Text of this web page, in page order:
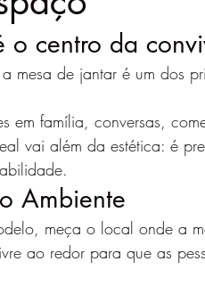
o centro da
mesa de jantar é um dos
em família, conversas,
vai além da estética: é
Ambiente
meça o local onde a
ao redor para que as